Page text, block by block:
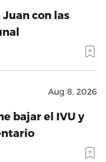
con las
Aug 8, 2026
bajar el IVU y